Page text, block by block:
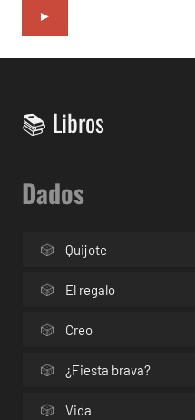
►
Dados
Quijote
El regalo
Creo
¿Fiesta brava?
Vida